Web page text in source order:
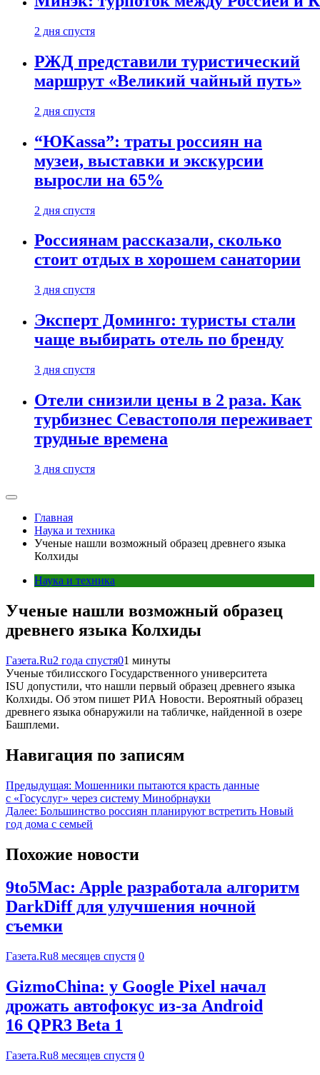
2 дня спустя
РЖД представили туристический
маршрут «Великий чайный путь»
2 дня спустя
“ЮKassa”: траты россиян на
музеи, выставки и экскурсии
выросли на 65%
2 дня спустя
Россиянам рассказали, сколько
стоит отдых в хорошем санатории
3 дня спустя
Эксперт Доминго: туристы стали
чаще выбирать отель по бренду
3 дня спустя
Отели снизили цены в 2 раза. Как
турбизнес Севастополя переживает
трудные времена
3 дня спустя
Главная
Наука и техника
Ученые нашли возможный образец древнего языка
Колхиды
Наука и техника
Ученые нашли возможный образец
древнего языка Колхиды
Газета.Ru2 года спустя01 минуты
Ученые тбилисского Государственного университета
ISU допустили, что нашли первый образец древнего языка
Колхиды. Об этом пишет РИА Новости. Вероятный образец
древнего языка обнаружили на табличке, найденной в озере
Башплеми.
Навигация по записям
Предыдущая: Мошенники пытаются красть данные
с «Госуслуг» через систему Минобрнауки
Далее: Большинство россиян планируют встретить Новый
год дома с семьей
Похожие новости
9to5Mac: Apple разработала алгоритм
DarkDiff для улучшения ночной
съемки
Газета.Ru8 месяцев спустя 0
GizmoChina: у Google Pixel начал
дрожать автофокус из-за Android
16 QPR3 Beta 1
Газета.Ru8 месяцев спустя 0